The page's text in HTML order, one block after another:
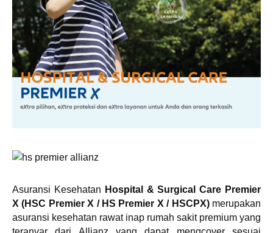
Asuransi Kesehatan Hospital & Surgical Care Premier
X (HSC Premier X / HS Premier X / HSCPX)merupakan
asuransi kesehatan rawat inap rumah sakit premium yang